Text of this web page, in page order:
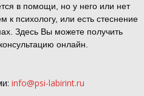
в помощи, но у него или нет
к психологу, или есть стеснение
Здесь Вы можете получить
онлайн.
info@psi-labirint.ru